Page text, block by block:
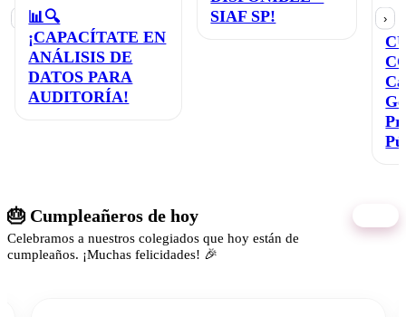
📊🔍
¡CAPACÍTATE EN
ANÁLISIS DE
DATOS PARA
AUDITORÍA!
SIAF SP!
›
🎂 Cumpleañeros de hoy
Celebramos a nuestros colegiados que hoy están de
cumpleaños. ¡Muchas felicidades! 🎉